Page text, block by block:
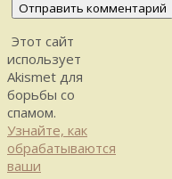
Этот сайт
использует
Akismet для
борьбы со
спамом.
Узнайте, как
обрабатываются
ваши